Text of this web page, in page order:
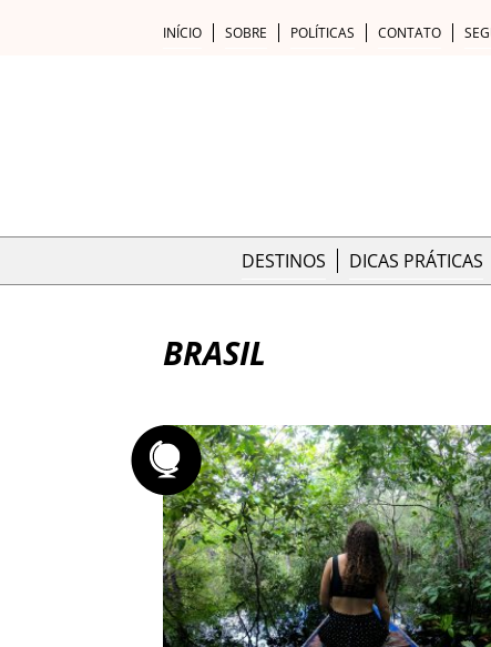
INÍCIO SOBRE POLÍTICAS CONTATO
DESTINOS DICAS PRÁTICAS
BRASIL